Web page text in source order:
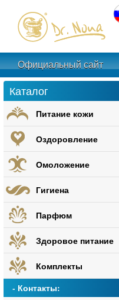
Официальный сайт
Каталог
Питание кожи
Оздоровление
Омоложение
Гигиена
Парфюм
Здоровое питание
Комплекты
- Контакты: